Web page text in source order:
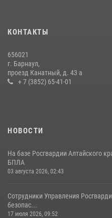
КОНТАКТЫ
656021
г. Барнаул,
проезд Канатный, д. 43 а
+ 7 (3852) 65-41-01
НОВОСТИ
На базе Росгвардии Алтайского
БПЛА
03 августа 2026, 02:43
Сотрудники Управления
безопас...
17 июля 2026, 09:52